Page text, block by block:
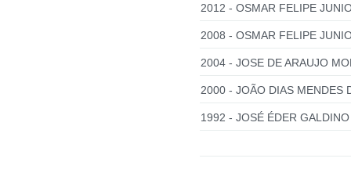
2012 - OSMAR FELIPE
2008 - OSMAR FELIPE
2004 - JOSE DE ARAUJO
2000 - JOÃO DIAS MENDES
1992 - JOSÉ ÉDER